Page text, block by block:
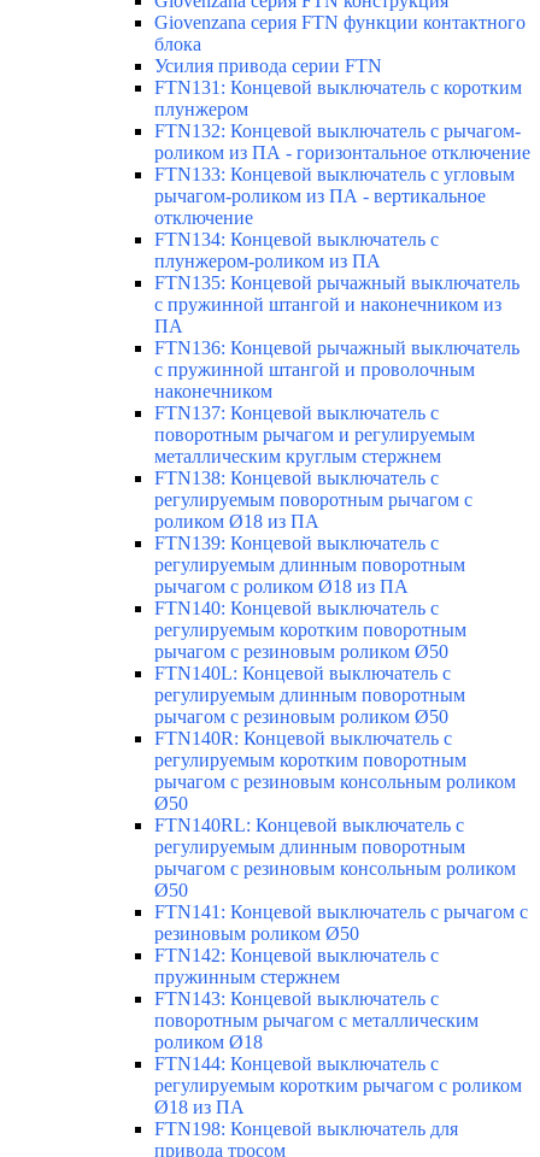
Giovenzana серия FTN функции контактного
блока
Усилия привода серии FTN
FTN131: Концевой выключатель с коротким
плунжером
FTN132: Концевой выключатель с рычагом-
роликом из ПА - горизонтальное отключение
FTN133: Концевой выключатель с угловым
рычагом-роликом из ПА - вертикальное
отключение
FTN134: Концевой выключатель с
плунжером-роликом из ПА
FTN135: Концевой рычажный выключатель
с пружинной штангой и наконечником из
ПА
FTN136: Концевой рычажный выключатель
с пружинной штангой и проволочным
наконечником
FTN137: Концевой выключатель с
поворотным рычагом и регулируемым
металлическим круглым стержнем
FTN138: Концевой выключатель с
регулируемым поворотным рычагом с
роликом Ø18 из ПА
FTN139: Концевой выключатель с
регулируемым длинным поворотным
рычагом с роликом Ø18 из ПА
FTN140: Концевой выключатель с
регулируемым коротким поворотным
рычагом с резиновым роликом Ø50
FTN140L: Концевой выключатель с
регулируемым длинным поворотным
рычагом с резиновым роликом Ø50
FTN140R: Концевой выключатель с
регулируемым коротким поворотным
рычагом с резиновым консольным роликом
Ø50
FTN140RL: Концевой выключатель с
регулируемым длинным поворотным
рычагом с резиновым консольным роликом
Ø50
FTN141: Концевой выключатель с рычагом с
резиновым роликом Ø50
FTN142: Концевой выключатель с
пружинным стержнем
FTN143: Концевой выключатель с
поворотным рычагом с металлическим
роликом Ø18
FTN144: Концевой выключатель с
регулируемым коротким рычагом с роликом
Ø18 из ПА
FTN198: Концевой выключатель для
привода тросом